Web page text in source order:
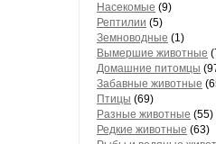
Насекомые (9)
Рептилии (5)
Земноводные (1)
Вымершие животные
Домашние питомцы
Забавные животные
Птицы (69)
Разные животные (55)
Редкие животные (63)